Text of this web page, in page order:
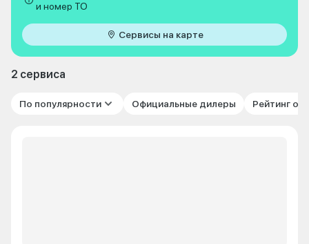
и номер ТО
Сервисы на карте
2 сервиса
По популярности Официальные дилеры Рейтинг